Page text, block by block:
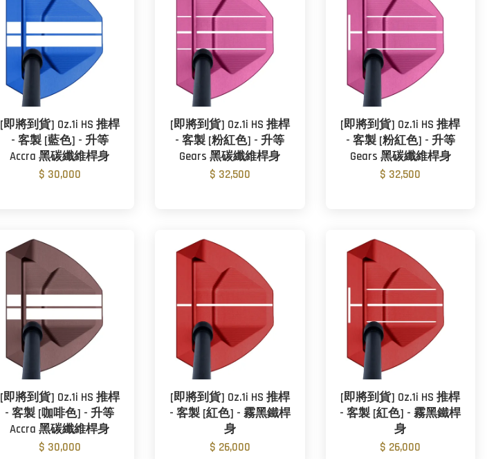
[即將到貨] Oz.1i HS 推桿
- 客製 [藍色] - 升等
Accra 黑碳纖維桿身
$ 30,000
[即將到貨] Oz.1i HS 推桿
- 客製 [粉紅色] - 升等
Gears 黑碳纖維桿身
$ 32,500
[即將到貨] Oz.1i HS 推桿
- 客製 [粉紅色] - 升等
Gears 黑碳纖維桿身
$ 32,500
[即將到貨] Oz.1i HS 推桿
- 客製 [咖啡色] - 升等
Accra 黑碳纖維桿身
$ 30,000
[即將到貨] Oz.1i HS 推桿
- 客製 [紅色] - 霧黑鐵桿
身
$ 26,000
[即將到貨] Oz.1i HS 推桿
- 客製 [紅色] - 霧黑鐵桿
身
$ 26,000